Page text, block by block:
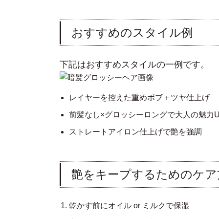
おすすめのスタイル例
下記はおすすめスタイルの一例です。
レイヤーを控えた重めボブ＋ツヤ仕上げ
前髪なし×グロッシーロングで大人の魅力
ストレートアイロン仕上げで艶を強調
艶をキープするためのケ
乾かす前にオイル or ミルクで保湿